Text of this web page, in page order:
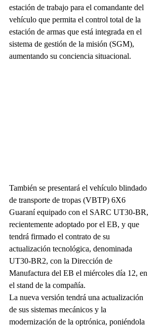
estación de trabajo para el comandante del
vehículo que permita el control total de la
estación de armas que está integrada en el
sistema de gestión de la misión (SGM),
aumentando su conciencia situacional.
También se presentará el vehículo blindado
de transporte de tropas (VBTP) 6X6
Guaraní equipado con el SARC UT30-BR,
recientemente adoptado por el EB, y que
tendrá firmado el contrato de su
actualización tecnológica, denominada
UT30-BR2, con la Dirección de
Manufactura del EB el miércoles día 12, en
el stand de la compañía.
La nueva versión tendrá una actualización
de sus sistemas mecánicos y la
modernización de la optrónica, poniéndola